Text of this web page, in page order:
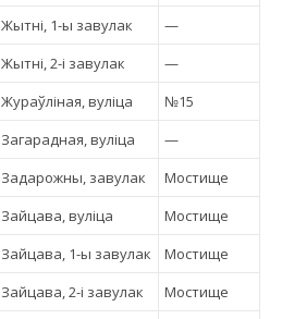
Жытні, 1-ы завулак
—
Жытні, 2-і завулак
—
Жураўліная, вулiца
№15
Загарадная, вулiца
—
Задарожны, завулак
Мостище
Зайцава, вулiца
Мостище
Зайцава, 1-ы завулак
Мостище
Зайцава, 2-і завулак Мостище